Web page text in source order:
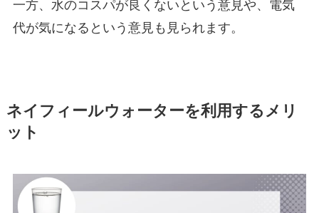
一方、水のコスパが良くないという意見や、電気
代が気になるという意見も見られます。
ネイフィールウォーターを利用するメリ
ット